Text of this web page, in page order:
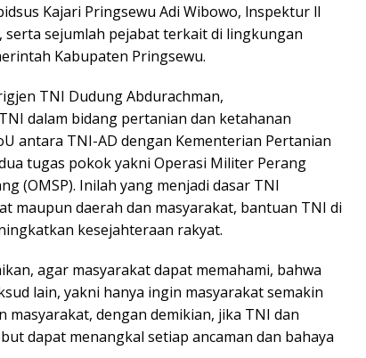
Kajari Pringsewu Adi Wibowo, lnspektur ll
sejumlah pejabat terkait di lingkungan
Kabupaten Pringsewu.
TNI Dudung Abdurachman,
dalam bidang pertanian dan ketahanan
antara TNI-AD dengan Kementerian Pertanian
tugas pokok yakni Operasi Militer Perang
(OMSP). Inilah yang menjadi dasar TNI
maupun daerah dan masyarakat, bantuan TNI di
kesejahteraan rakyat.
agar masyarakat dapat memahami, bahwa
lain, yakni hanya ingin masyarakat semakin
masyarakat, dengan demikian, jika TNI dan
dapat menangkal setiap ancaman dan bahaya